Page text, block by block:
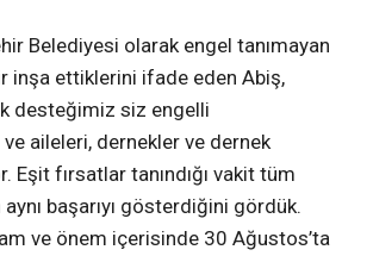
Belediyesi olarak engel tanımayan
inşa ettiklerini ifade eden Abiş,
desteğimiz siz engelli
ve aileleri, dernekler ve dernek
Eşit fırsatlar tanındığı vakit tüm
başarıyı gösterdiğini gördük.
ve önem içerisinde 30 Ağustos’ta